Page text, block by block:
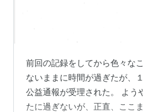
前回の記録をしてから色々な
ないままに時間が過ぎたが、
公益通報が受理された。 よう
たに過ぎないが、正直、ここ